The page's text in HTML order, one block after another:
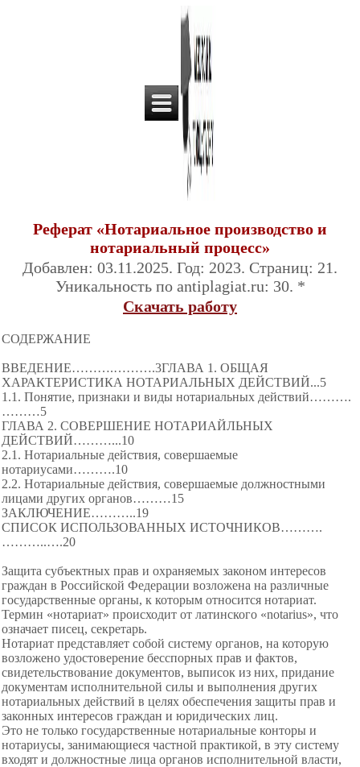
Реферат «Нотариальное производство и
нотариальный процесс»
Добавлен: 03.11.2025. Год: 2023. Страниц: 21.
Уникальность по antiplagiat.ru: 30. *
Скачать работу
СОДЕРЖАНИЕ
ВВЕДЕНИЕ……….……….3ГЛАВА 1. ОБЩАЯ
ХАРАКТЕРИСТИКА НОТАРИАЛЬНЫХ ДЕЙСТВИЙ...5
1.1. Понятие, признаки и виды нотариальных действий……….
………5
ГЛАВА 2. СОВЕРШЕНИЕ НОТАРИАЙЛЬНЫХ
ДЕЙСТВИЙ………...10
2.1. Нотариальные действия, совершаемые
нотариусами……….10
2.2. Нотариальные действия, совершаемые должностными
лицами других органов………15
ЗАКЛЮЧЕНИЕ………..19
СПИСОК ИСПОЛЬЗОВАННЫХ ИСТОЧНИКОВ……….
………..….20
Защита субъектных прав и охраняемых законом интересов
граждан в Российской Федерации возложена на различные
государственные органы, к которым относится нотариат.
Термин «нотариат» происходит от латинского «notarius», что
означает писец, секретарь.
Нотариат представляет собой систему органов, на которую
возложено удостоверение бесспорных прав и фактов,
свидетельствование документов, выписок из них, придание
документам исполнительной силы и выполнения других
нотариальных действий в целях обеспечения защиты прав и
законных интересов граждан и юридических лиц.
Это не только государственные нотариальные конторы и
нотариусы, занимающиеся частной практикой, в эту систему
входят и должностные лица органов исполнительной власти,